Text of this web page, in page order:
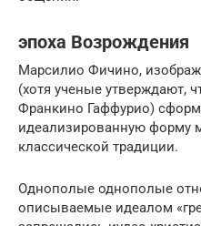
эпоха Возрождения
Марсилио Фичино,
(хотя ученые утверждают,
Франкино Гаффурио)
идеализированную форму
классической традиции.
Однополые однополые
описываемые идеалом